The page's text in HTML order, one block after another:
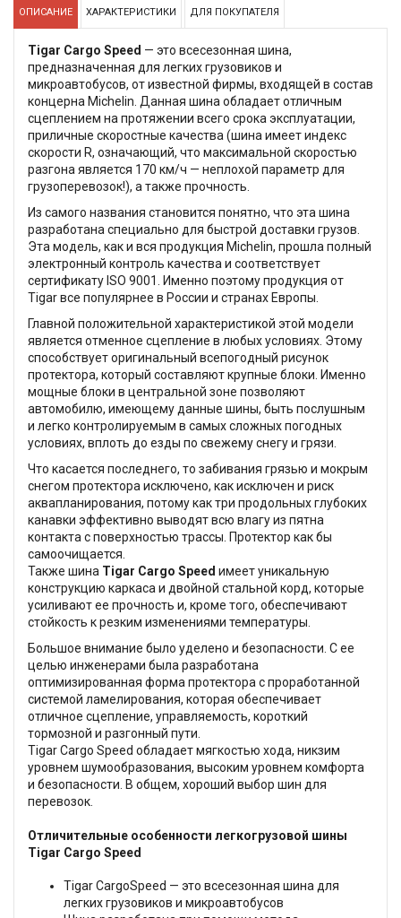
ОПИСАНИЕ ХАРАКТЕРИСТИКИ ДЛЯ ПОКУПАТЕЛЯ
Tigar Cargo Speed — это всесезонная шина,
предназначенная для легких грузовиков и
микроавтобусов, от известной фирмы, входящей в состав
концерна Michelin. Данная шина обладает отличным
сцеплением на протяжении всего срока эксплуатации,
приличные скоростные качества (шина имеет индекс
скорости R, означающий, что максимальной скоростью
разгона является 170 км/ч — неплохой параметр для
грузоперевозок!), а также прочность.
Из самого названия становится понятно, что эта шина
разработана специально для быстрой доставки грузов.
Эта модель, как и вся продукция Michelin, прошла полный
электронный контроль качества и соответствует
сертификату ISO 9001. Именно поэтому продукция от
Tigar все популярнее в России и странах Европы.
Главной положительной характеристикой этой модели
является отменное сцепление в любых условиях. Этому
способствует оригинальный всепогодный рисунок
протектора, который составляют крупные блоки. Именно
мощные блоки в центральной зоне позволяют
автомобилю, имеющему данные шины, быть послушным
и легко контролируемым в самых сложных погодных
условиях, вплоть до езды по свежему снегу и грязи.
Что касается последнего, то забивания грязью и мокрым
снегом протектора исключено, как исключен и риск
аквапланирования, потому как три продольных глубоких
канавки эффективно выводят всю влагу из пятна
контакта с поверхностью трассы. Протектор как бы
самоочищается.
Также шина Tigar Cargo Speed имеет уникальную
конструкцию каркаса и двойной стальной корд, которые
усиливают ее прочность и, кроме того, обеспечивают
стойкость к резким изменениями температуры.
Большое внимание было уделено и безопасности. С ее
целью инженерами была разработана
оптимизированная форма протектора с проработанной
системой ламелирования, которая обеспечивает
отличное сцепление, управляемость, короткий
тормозной и разгонный пути.
Tigar Cargo Speed обладает мягкостью хода, никзим
уровнем шумообразования, высоким уровнем комфорта
и безопасности. В общем, хороший выбор шин для
перевозок.
Отличительные особенности легкогрузовой шины
Tigar Cargo Speed
Tigar CargoSpeed — это всесезонная шина для
легких грузовиков и микроавтобусов